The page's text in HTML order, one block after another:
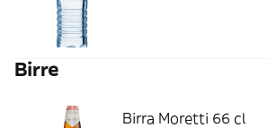
Birre
Birra Moretti 66 cl